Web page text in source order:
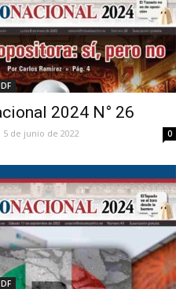
2024 N° 26
5 de junio de 2022 0